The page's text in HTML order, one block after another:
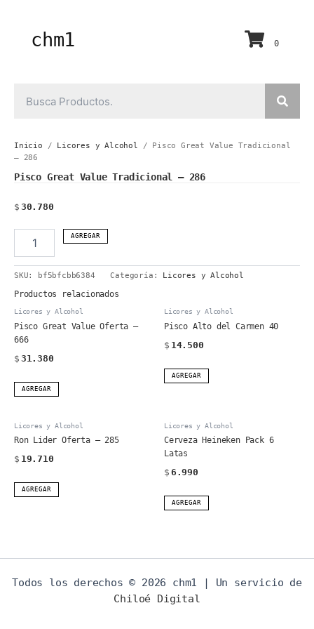
chm1 0
Inicio / Licores y Alcohol / Pisco Great Value Tradicional
– 286
Pisco Great Value Tradicional – 286
$ 30.780
Great
Value
Tradicional
-
AGREGAR
SKU: bf5bfcbb6384 Categoría: Licores y Alcohol
Productos relacionados
Licores y Alcohol
Pisco Great Value Oferta –
666
$ 31.380
AGREGAR
Licores y Alcohol
Pisco Alto del Carmen 40
$ 14.500
AGREGAR
Licores y Alcohol
Ron Lider Oferta – 285
$ 19.710
AGREGAR
Licores y Alcohol
Cerveza Heineken Pack 6
Latas
$ 6.990
AGREGAR
Todos los derechos © 2026 chm1 | Un servicio de
Chiloé Digital